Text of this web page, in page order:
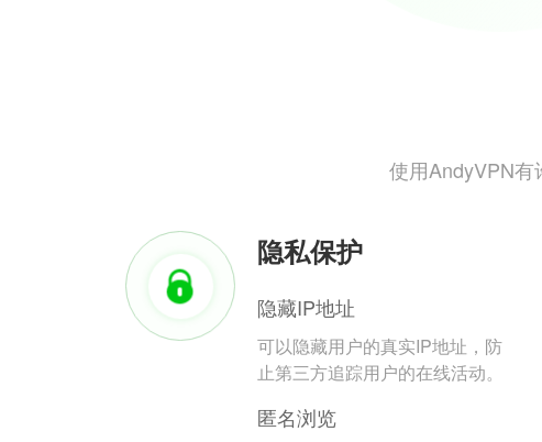
使用AndyVPN
隐私保护
隐藏IP地址
可以隐藏用户的真实IP地址，防
止第三方追踪用户的在线活动。
匿名浏览